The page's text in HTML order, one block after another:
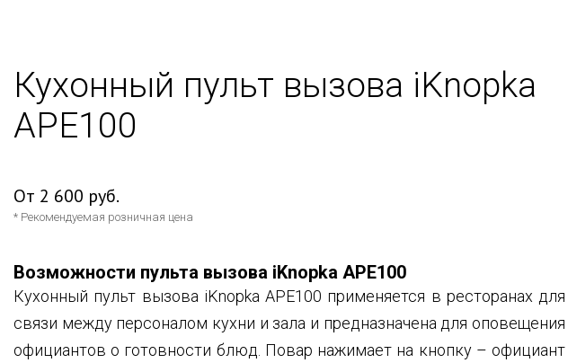
Кухонный пульт вызова iKnopka
APE100
От 2 600 руб.
* Рекомендуемая розничная цена
Возможности пульта вызова iKnopka APE100
Кухонный пульт вызова iKnopka APE100 применяется в ресторанах для
связи между персоналом кухни и зала и предназначена для оповещения
официантов о готовности блюд. Повар нажимает на кнопку – официант